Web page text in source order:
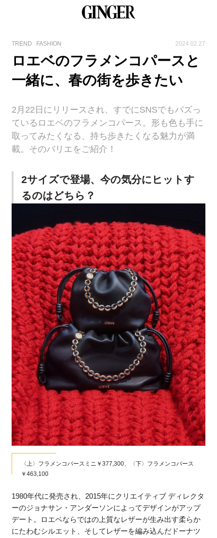
TREND FASHION 2024.02.27
ロエベのフラメンコパースと
一緒に、春の街を歩きたい
2月22日にリリースされ、すでにSNSでもバズっ
ているロエベのフラメンコパース。形も色も手に
取ってみたくなる、持ち歩きたくなる魅力が満
載。そのバリエをご紹介！
2サイズで登場、今の気分にヒットす
るのはどちら？
〈上〉フラメンコパースミニ￥377,300、〈下〉フラメンコパース
￥463,100
1980年代に発売され、2015年にクリエイティブ ディレクタ
ーのジョナサン・アンダーソンによってデザインがアップ
デート。ロエベならではの上質なレザーが生み出す柔らか
にたわむシルエット、そしてレザーを編み込んだドーナツ